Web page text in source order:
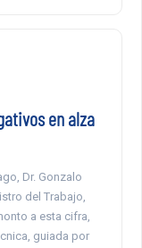
en alza
Dr. Gonzalo
del Trabajo,
a esta cifra,
guiada por